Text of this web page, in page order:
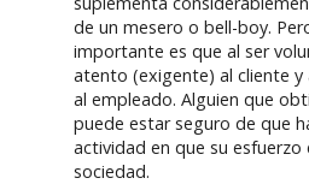
de un mesero o bell-boy.
importante es que al ser
atento (exigente) al cliente
al empleado. Alguien que
puede estar seguro de que
actividad en que su esfuerzo
sociedad.